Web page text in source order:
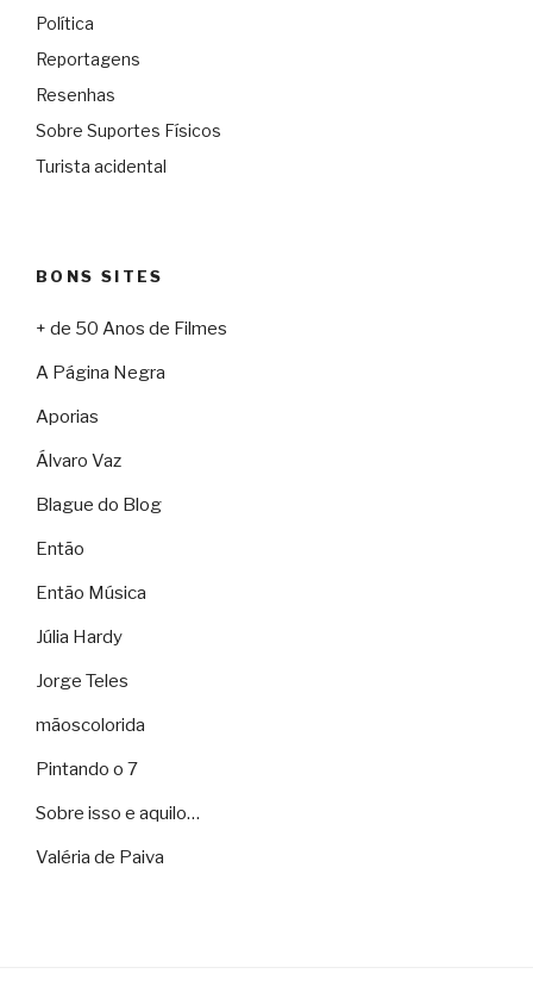
Política
Reportagens
Resenhas
Sobre Suportes Físicos
Turista acidental
BONS SITES
+ de 50 Anos de Filmes
A Página Negra
Aporias
Álvaro Vaz
Blague do Blog
Então
Então Música
Júlia Hardy
Jorge Teles
mãoscolorida
Pintando o 7
Sobre isso e aquilo…
Valéria de Paiva